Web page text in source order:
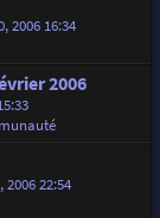
2006 16:34
2006
22:54